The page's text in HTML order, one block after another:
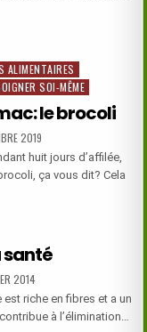
ALIMENTAIRES
SOI-MÊME
le brocoli
2019
huit jours d’affilée,
ça vous dit? Cela
santé
2014
est riche en fibres et a un
à l’élimination…